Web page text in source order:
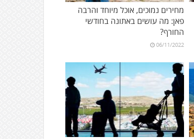
מחירים נמוכים, אוכל מיוחד והרבה
פאן: מה עושים באתונה בחודשי
החורף?
06/11/2022